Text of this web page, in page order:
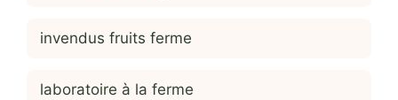
invendus fruits ferme
laboratoire à la ferme